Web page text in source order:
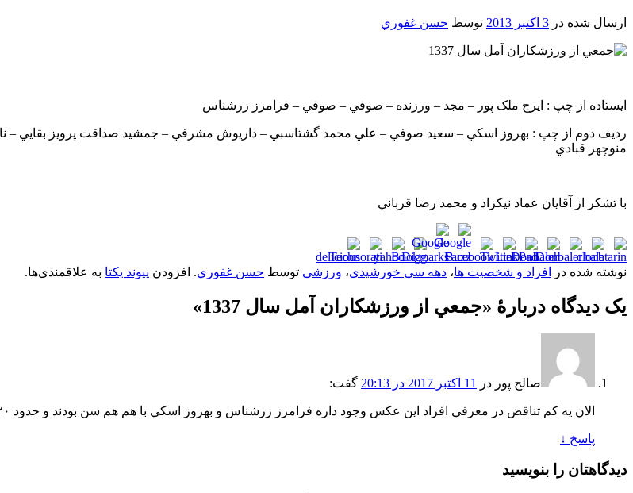
ارسال شده در 3 اکتبر 2013 توسط حسن غفوري
ايستاده از چپ : ايرج ملک پور – مجد – ورزنده – صوفي – صوفي – فرامرز زرشناس
رديف دوم از چپ : ​بهروز اسکي – سعيد صوفي – علي محمد گشتاسبي – داريوش مشرفي – جمشيد صداقت پرويز بقايي –
منوچهر قبادي
با تشکر از آقايان عماد نيکزاد و محمد رضا قرباني
نوشته شده در افراد و شخصیت ها، دهه سی خورشیدی، ورزشی توسط حسن غفوري. افزودن پیوند یکتا به علاقمندی‌ها.
یک دیدگاه دربارهٔ «جمعي از ورزشکاران آمل سال 1337 »
صالح پور در 11 اکتبر 2017 در 20:13 گفت:
الان يه كم تناقض در معرفي افراد اين عكس وجود داره فرامرز زرشناس و بهروز اسكي با هم هم سن بودند و حدود ٢٠ ساله اما اينجا يه پسر بچه ١٤ ساله رو بهروز اسكي گفتيد
پاسخ ↓
دیدگاهتان را بنویسید